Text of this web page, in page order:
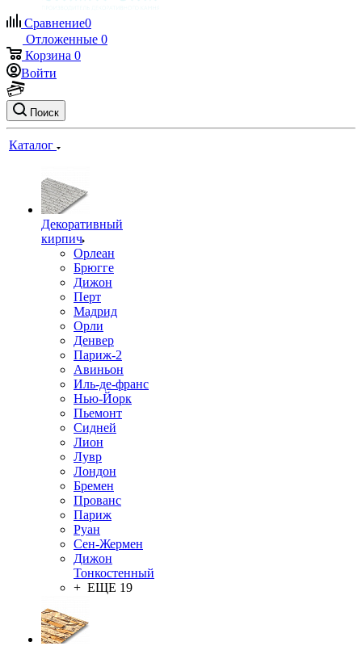
Сравнение0
Отложенные 0
Корзина 0
Войти
Поиск
Каталог
Декоративный
кирпич
Орлеан
Брюгге
Дижон
Перт
Мадрид
Орли
Денвер
Париж-2
Авиньон
Иль-де-франс
Нью-Йорк
Пьемонт
Сидней
Лион
Лувр
Лондон
Бремен
Прованс
Париж
Руан
Сен-Жермен
Дижон
Тонкостенный
+ ЕЩЕ 19